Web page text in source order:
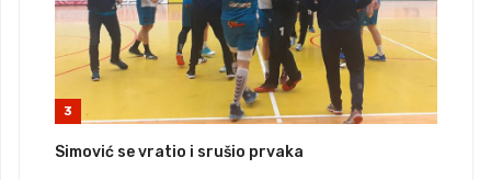
3
Simović se vratio i srušio prvaka